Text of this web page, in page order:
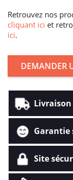
Retrouvez nos
cliquant ici et
ici.
DEMANDER
Site